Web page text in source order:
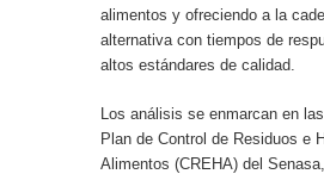
alimentos y ofreciendo a la
alternativa con tiempos de
altos estándares de calidad.
Los análisis se enmarcan en
Plan de Control de Residuos e
Alimentos (CREHA) del